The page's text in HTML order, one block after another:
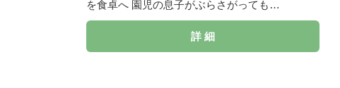
を食卓へ 園児の息子がぶらさがっても…
詳 細